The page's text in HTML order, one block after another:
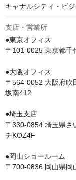
キャナルシティ・ビ
支店・営業所
●東京オフィス
〒101-0025 東京都千
●大阪オフィス
〒564-0052 大阪府吹
坂南412
●埼玉支店
〒330-0854 埼玉県さ
チKOZ4F
●岡山ショールーム
〒700-0836 岡山県岡